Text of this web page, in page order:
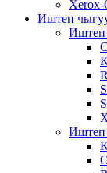
Xerox-
Иштеп
Иштеп
Иштеп